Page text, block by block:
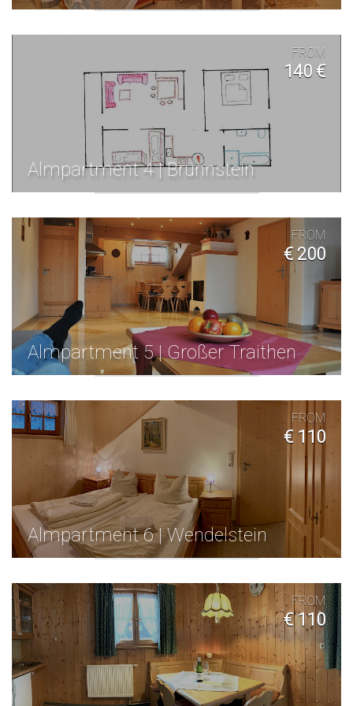
Almpartment 4 | Brünnstein
FROM
140 €
Almpartment 5 | Großer Traithen
FROM
€ 200
Almpartment 6 | Wendelstein
FROM
€ 110
FROM
€ 110